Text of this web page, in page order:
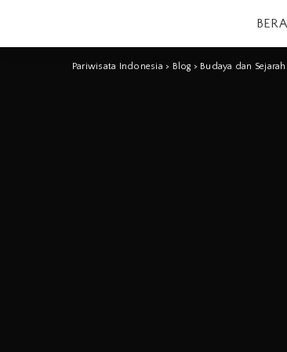
Pariwisata Indonesia > Blog > Budaya dan Sejarah